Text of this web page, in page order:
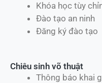
Khóa học tùy
Đào tạo an ninh
Đăng ký đào tạo
Chiêu sinh võ thuật
Thông báo khai